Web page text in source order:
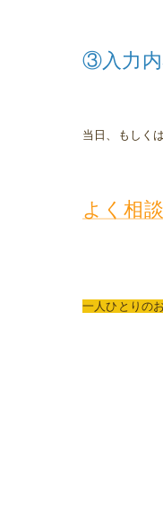
③入力内
当日、もしく
よく相
一人ひとりの